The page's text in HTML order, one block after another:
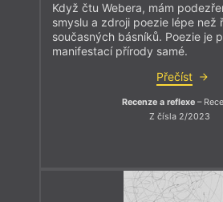
Když čtu Webera, mám
smyslu a zdroji poezie lépe než
současných básníků. Poezie je
manifestací přírody samé.
Přečíst
Recenze a reflexe–
Z čísla 2/2023